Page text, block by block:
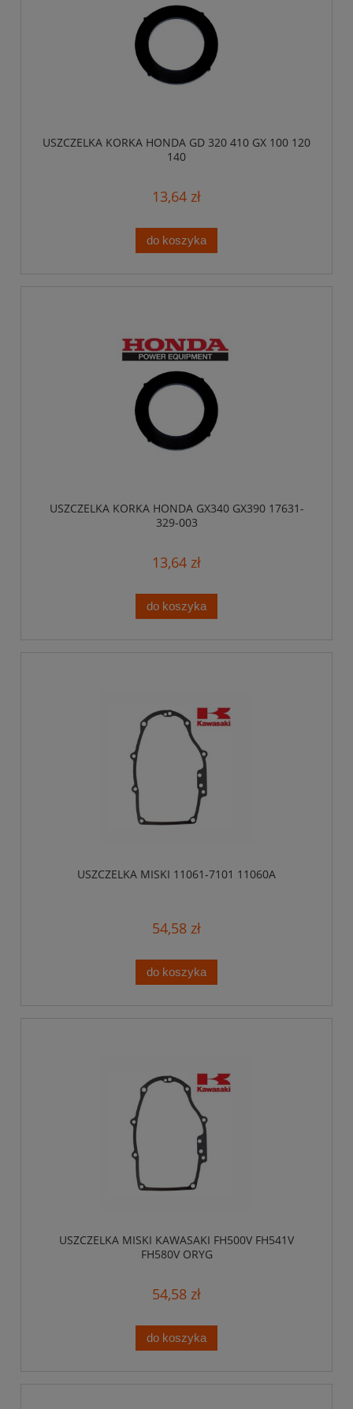
USZCZELKA KORKA HONDA GD 320 410 GX 100 120
140
13,64 zł
do koszyka
USZCZELKA KORKA HONDA GX340 GX390 17631-
329-003
13,64 zł
do koszyka
USZCZELKA MISKI 11061-7101 11060A
54,58 zł
do koszyka
USZCZELKA MISKI KAWASAKI FH500V FH541V
FH580V ORYG
54,58 zł
do koszyka